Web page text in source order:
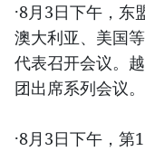
·8月3日下午，东
澳大利亚、美国
代表召开会议。
团出席系列会议。
·8月3日下午，